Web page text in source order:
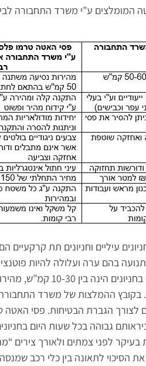
המומלצים ע”י משרד התחבורה
עיליים וחניונים תת
בהם ערה ועלולה להיות
המהירות הרצויה
בקובץ ההמלצות של משרד
לצורך הגברת הבטיחות. פסי
גבוהה בכל שעות היום
בעיקר לפני צמתים ולאורך צירים
הסיכוי לתאונה בין כלי רכב